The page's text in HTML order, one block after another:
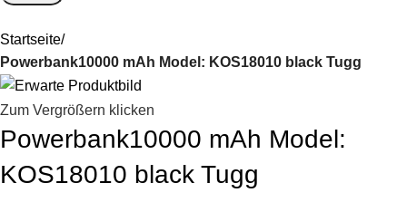
Startseite
Powerbank10000 mAh Model: KOS18010 black Tugg
Zum Vergrößern klicken
Powerbank10000 mAh Model:
KOS18010 black Tugg